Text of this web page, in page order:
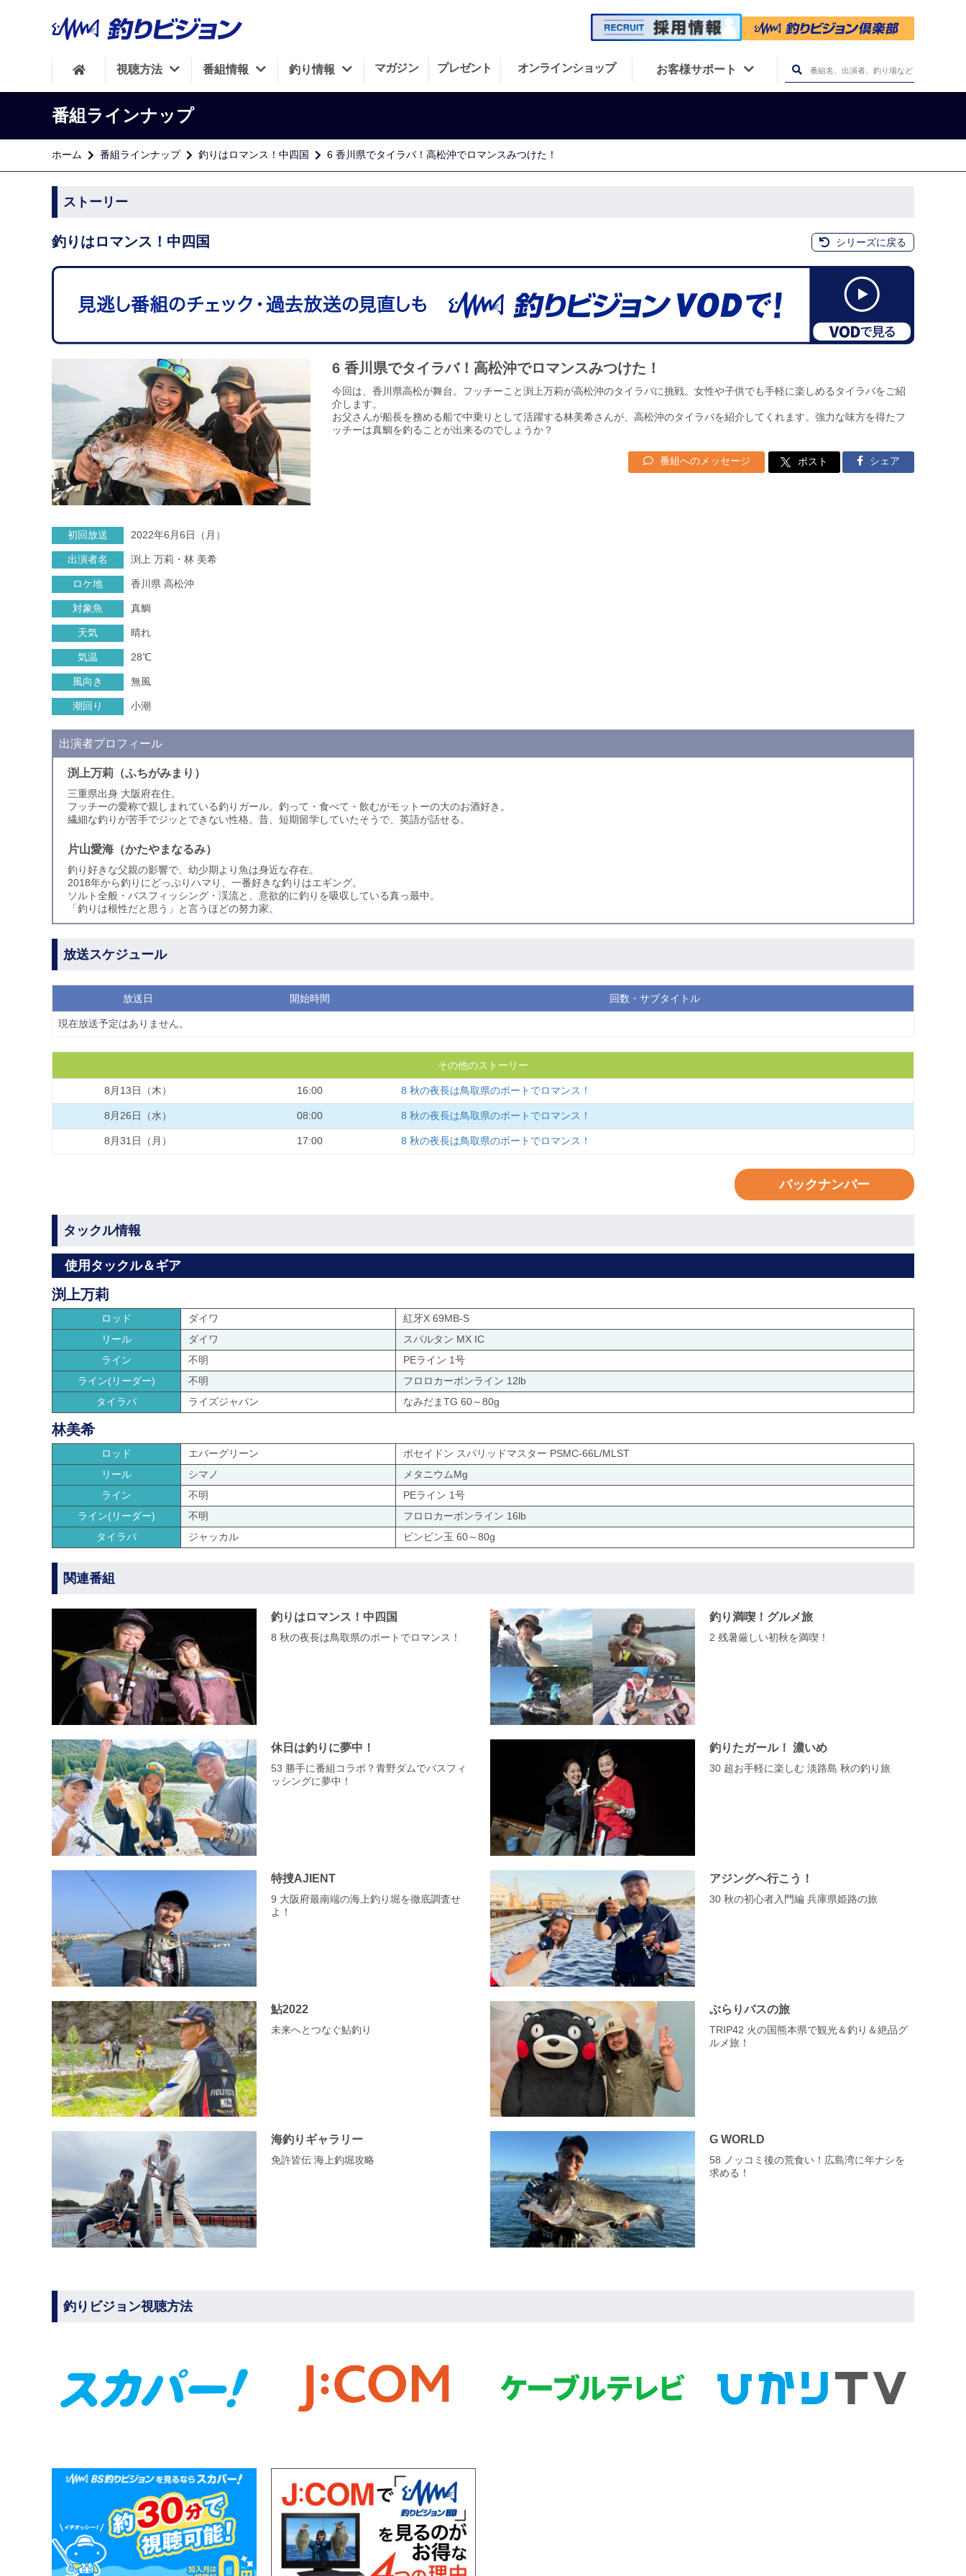
視聴方法 番組情報 釣り情報 マガジン プレゼント オンラインショップ お客様サポート
番組ラインナップ
ホーム 番組ラインナップ 釣りはロマンス！中四国 6 香川県でタイラバ！高松沖でロマンスみつけた！
ストーリー
釣りはロマンス！中四国 シリーズに戻る
6 香川県でタイラバ！高松沖でロマンスみつけた！
今回は、香川県高松が舞台。フッチーこと渕上万莉が高松沖のタイラバに挑戦。女性や子供でも手軽に楽しめるタイラバをご紹
介します。
お父さんが船長を務める船で中乗りとして活躍する林美希さんが、高松沖のタイラバを紹介してくれます。強力な味方を得たフ
ッチーは真鯛を釣ることが出来るのでしょうか？
番組へのメッセージ ポスト シェア
初回放送 2022年6月6日（月）
出演者名 渕上 万莉・林 美希
ロケ地 香川県 高松沖
対象魚 真鯛
天気 晴れ
気温 28℃
風向き 無風
潮回り 小潮
出演者プロフィール
渕上万莉（ふちがみまり）
三重県出身 大阪府在住。
フッチーの愛称で親しまれている釣りガール。釣って・食べて・飲むがモットーの大のお酒好き。
繊細な釣りが苦手でジッとできない性格。昔、短期留学していたそうで、英語が話せる。
片山愛海（かたやまなるみ）
釣り好きな父親の影響で、幼少期より魚は身近な存在。
2018年から釣りにどっぷりハマり、一番好きな釣りはエギング。
ソルト全般・バスフィッシング・渓流と、意欲的に釣りを吸収している真っ最中。
「釣りは根性だと思う」と言うほどの努力家。
放送スケジュール
放送日 開始時間 回数・サブタイトル
現在放送予定はありません。
その他のストーリー
8月13日（木） 16:00 8 秋の夜長は鳥取県のボートでロマンス！
8月26日（水） 08:00 8 秋の夜長は鳥取県のボートでロマンス！
8月31日（月） 17:00 8 秋の夜長は鳥取県のボートでロマンス！
バックナンバー
タックル情報
使用タックル＆ギア
渕上万莉
ロッド ダイワ
紅牙X 69MB-S
リール
ダイワ
スパルタン MX IC
ライン
不明
PEライン 1号
ライン(リーダー)
不明
フロロカーボンライン 12lb
タイラバ
ライズジャパン なみだまTG 60～80g
林美希
ロッド エバーグリーン
ポセイドン スパリッドマスター PSMC-66L/MLST
リール
シマノ
メタニウムMg
ライン
不明
PEライン 1号
ライン(リーダー)
不明
フロロカーボンライン 16lb
タイラバ
ジャッカル ビンビン玉 60～80g
関連番組
釣りはロマンス！中四国
8 秋の夜長は鳥取県のボートでロマンス！
釣り満喫！グルメ旅
2 残暑厳しい初秋を満喫！
休日は釣りに夢中！
53 勝手に番組コラボ？青野ダムでバスフィ
ッシングに夢中！
釣りたガール！ 濃いめ
30 超お手軽に楽しむ 淡路島 秋の釣り旅
特捜AJIENT
9 大阪府最南端の海上釣り堀を徹底調査せ
よ！
アジングへ行こう！
30 秋の初心者入門編 兵庫県姫路の旅
鮎2022
未来へとつなぐ鮎釣り
ぶらりバスの旅
TRIP42 火の国熊本県で観光＆釣り＆絶品グ
ルメ旅！
海釣りギャラリー
免許皆伝 海上釣堀攻略
G WORLD
58 ノッコミ後の荒食い！広島湾に年ナシを
求める！
釣りビジョン視聴方法